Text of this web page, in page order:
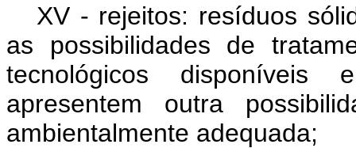
XV - rejeitos: resíduos
as possibilidades de
tecnológicos disponíveis
apresentem outra
ambientalmente adequada;